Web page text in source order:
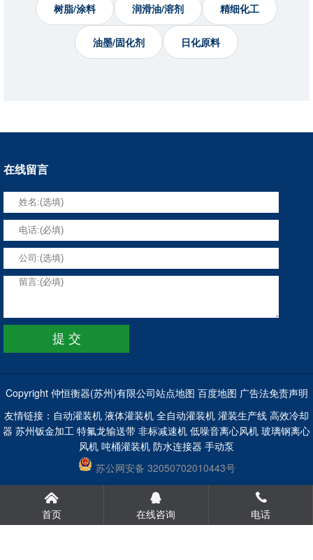
首页 在线咨询 电话
树脂/涂料 润滑油/溶剂 精细化工
油墨/固化剂 日化原料
在线留言
Copyright 仲恒衡器(苏州)有限公司站点地图 百度地图 广告法免责声明
友情链接： 自动灌装机 液体灌装机 全自动灌装机 灌装生产线 高效冷却
器 苏州钣金加工 特氟龙输送带 非标减速机 低噪音离心风机 玻璃钢离心
风机 吨桶灌装机 防水连接器 手动泵
苏公网安备 32050702010443号